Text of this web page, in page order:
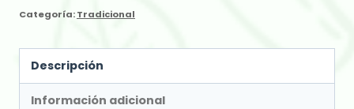
Categoría:Tradicional
Descripción
Información adicional